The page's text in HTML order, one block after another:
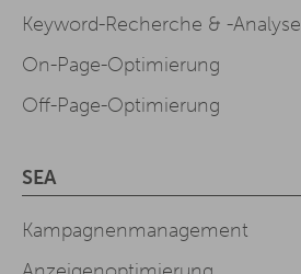
Keyword-Recherche & -Analyse
On-Page-Optimierung
Off-Page-Optimierung
SEA
Kampagnenmanagement